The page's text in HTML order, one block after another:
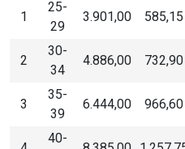
1
25-
29
3.901,00 585,15
2
30-
34
4.886,00 732,90
3
35-
39
6.444,00 966,60
40-